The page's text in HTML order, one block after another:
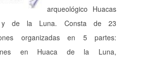
arqueológico Huacas
de la Luna. Consta de 23
organizadas en 5 partes:
en Huaca de la Luna,